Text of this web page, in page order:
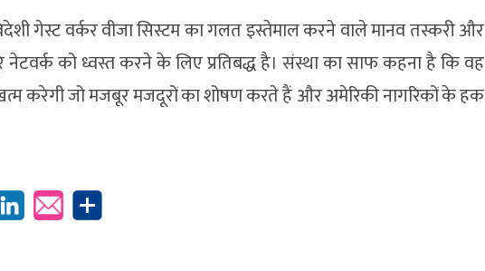
गेस्ट वर्कर वीजा सिस्टम का गलत इस्तेमाल करने वाले मानव तस्करी और
को ध्वस्त करने के लिए प्रतिबद्ध है। संस्था का साफ कहना है कि वह
करेगी जो मजबूर मजदूरों का शोषण करते हैं और अमेरिकी नागरिकों के हक